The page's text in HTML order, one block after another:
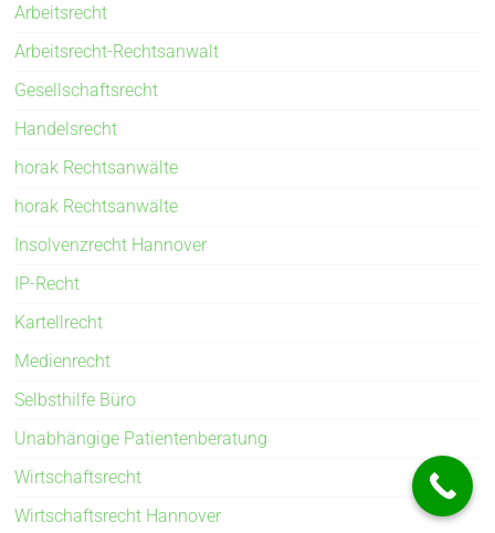
Arbeitsrecht
Arbeitsrecht-Rechtsanwalt
Gesellschaftsrecht
Handelsrecht
horak Rechtsanwälte
horak Rechtsanwälte
Insolvenzrecht Hannover
IP-Recht
Kartellrecht
Medienrecht
Selbsthilfe Büro
Unabhängige Patientenberatung
Wirtschaftsrecht
Wirtschaftsrecht Hannover